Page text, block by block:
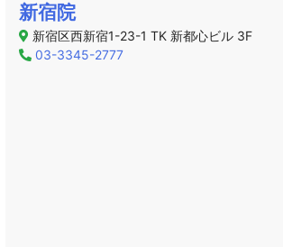
新宿院
新宿区西新宿1-23-1 TK 新都心ビル 3F
03-3345-2777